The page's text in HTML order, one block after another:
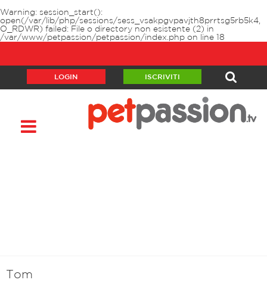
Warning: session_start():
open(/var/lib/php/sessions/sess_vsakpgvpavjth8prrtsg5rb5k4,
O_RDWR) failed: File o directory non esistente (2) in
/var/www/petpassion/petpassion/index.php on line 18
LOGIN ISCRIVITI
Tom